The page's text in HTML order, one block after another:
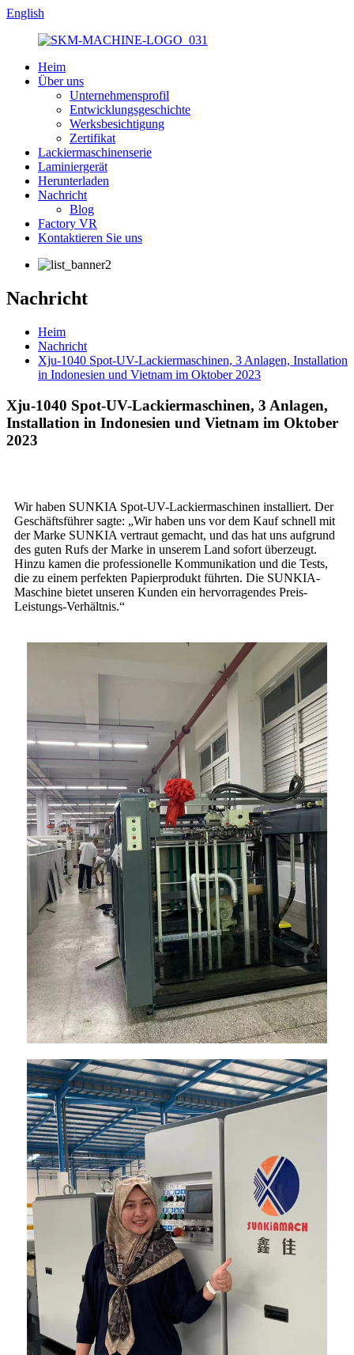
English
Heim
Über uns
Unternehmensprofil
Entwicklungsgeschichte
Werksbesichtigung
Zertifikat
Lackiermaschinenserie
Laminiergerät
Herunterladen
Nachricht
Blog
Factory VR
Kontaktieren Sie uns
Nachricht
Heim
Nachricht
Xju-1040 Spot-UV-Lackiermaschinen, 3 Anlagen, Installation
in Indonesien und Vietnam im Oktober 2023
Xju-1040 Spot-UV-Lackiermaschinen, 3 Anlagen,
Installation in Indonesien und Vietnam im Oktober
2023
Wir haben SUNKIA Spot-UV-Lackiermaschinen installiert. Der
Geschäftsführer sagte: „Wir haben uns vor dem Kauf schnell mit
der Marke SUNKIA vertraut gemacht, und das hat uns aufgrund
des guten Rufs der Marke in unserem Land sofort überzeugt.
Hinzu kamen die professionelle Kommunikation und die Tests,
die zu einem perfekten Papierprodukt führten. Die SUNKIA-
Maschine bietet unseren Kunden ein hervorragendes Preis-
Leistungs-Verhältnis.“